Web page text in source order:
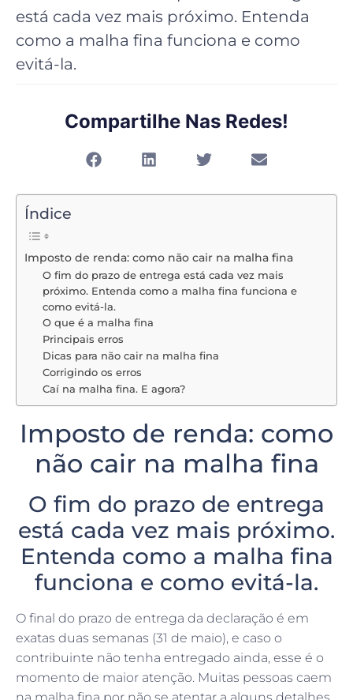
está cada vez mais próximo. Entenda
como a malha fina funciona e como
evitá-la.
Compartilhe Nas Redes!
Índice
Imposto de renda: como não cair na malha fina
O fim do prazo de entrega está cada vez mais
próximo. Entenda como a malha fina funciona e
como evitá-la.
O que é a malha fina
Principais erros
Dicas para não cair na malha fina
Corrigindo os erros
Caí na malha fina. E agora?
Imposto de renda: como
não cair na malha fina
O fim do prazo de entrega
está cada vez mais próximo.
Entenda como a malha fina
funciona e como evitá-la.
O final do prazo de entrega da declaração é em
exatas duas semanas (31 de maio), e caso o
contribuinte não tenha entregado ainda, esse é o
momento de maior atenção. Muitas pessoas caem
na malha fina por não se atentar a alguns detalhes.